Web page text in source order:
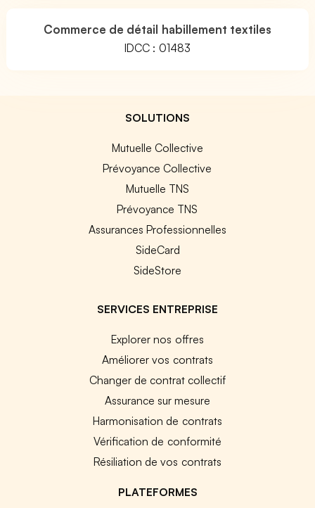
Commerce de détail habillement textiles
IDCC : 01483
SOLUTIONS
Mutuelle Collective
Prévoyance Collective
Mutuelle TNS
Prévoyance TNS
Assurances Professionnelles
SideCard
SideStore
SERVICES ENTREPRISE
Explorer nos offres
Améliorer vos contrats
Changer de contrat collectif
Assurance sur mesure
Harmonisation de contrats
Vérification de conformité
Résiliation de vos contrats
PLATEFORMES